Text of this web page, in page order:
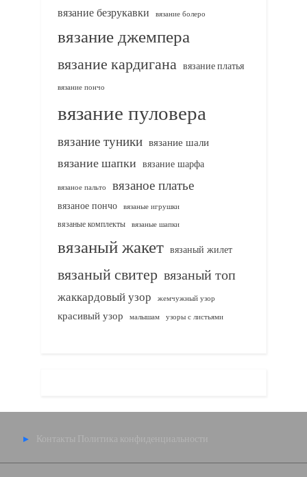
вязание безрукавки вязание болеро
вязание джемпера
вязание кардигана вязание платья
вязание пончо
вязание пуловера
вязание туники вязание шали
вязание шапки вязание шарфа
вязаное пальто вязаное платье
вязаное пончо вязаные игрушки
вязаные комплекты
вязаные шапки
вязаный жакет вязаный жилет
вязаный свитер вязаный топ
жаккардовый узор жемчужный узор
красивый узор малышам узоры с листьями
Контакты Политика конфиденциальности